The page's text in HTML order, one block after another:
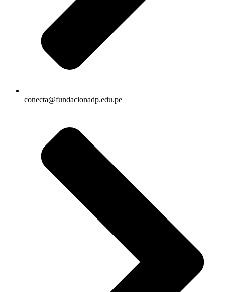
conecta@fundacionadp.edu.pe